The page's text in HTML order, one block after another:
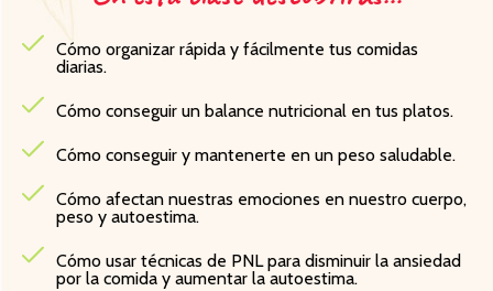
Cómo organizar rápida y fácilmente tus comidas
diarias.
Cómo conseguir un balance nutricional en tus platos.
Cómo conseguir y mantenerte en un peso saludable.
Cómo afectan nuestras emociones en nuestro cuerpo,
peso y autoestima.
Cómo usar técnicas de PNL para disminuir la ansiedad
por la comida y aumentar la autoestima.